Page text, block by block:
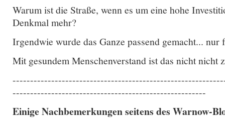
Warum ist die Straße, wenn es um eine hohe
Denkmal mehr?
Irgendwie wurde das Ganze passend gemacht...
Mit gesundem Menschenverstand ist das nicht nicht
-------------------------------------------------------
Einige Nachbemerkungen seitens des Warnow-